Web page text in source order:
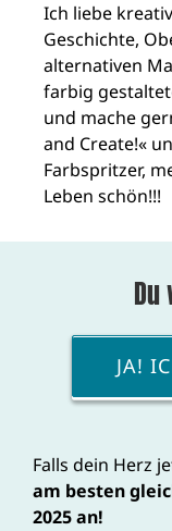
Ich liebe
Geschichte,
alternativen
farbig
und mache
and Create!«
Farbspritzer,
Leben schön!!!
JA!
Falls dein Herz
am besten
2025 an!